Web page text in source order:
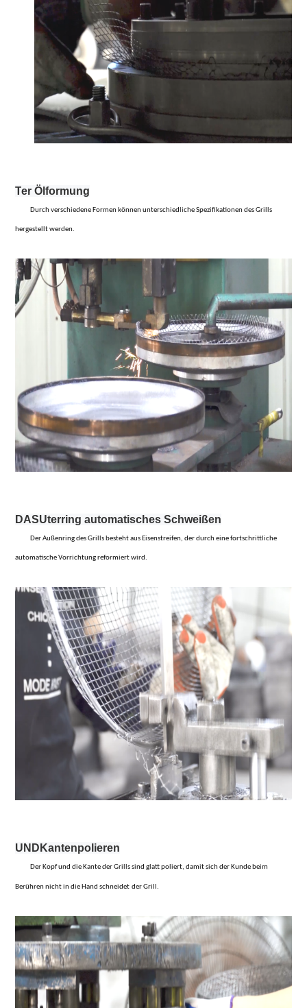
Ter Ölformung
Durch verschiedene Formen können unterschiedliche Spezifikationen des Grills
hergestellt werden.
DASUterring automatisches Schweißen
Der Außenring des Grills besteht aus Eisenstreifen, der durch eine fortschrittliche
automatische Vorrichtung reformiert wird.
UND Kantenpolieren
Der Kopf und die Kante der Grills sind glatt poliert, damit sich der Kunde beim
Berühren nicht in die Hand schneidet der Grill.